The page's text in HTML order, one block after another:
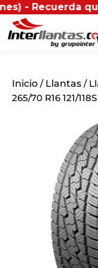
que si
Inicio / Llantas /
265/70 R16 121/118S